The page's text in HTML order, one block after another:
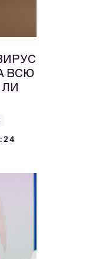
ВСЮ